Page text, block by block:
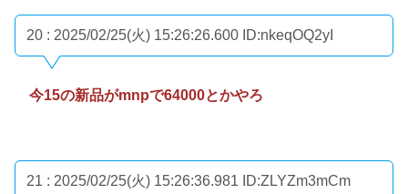
20 : 2025/02/25(火) 15:26:26.600 ID:nkeqOQ2yI
今15の新品がmnpで64000とかやろ
21 : 2025/02/25(火) 15:26:36.981 ID:ZLYZm3mCm